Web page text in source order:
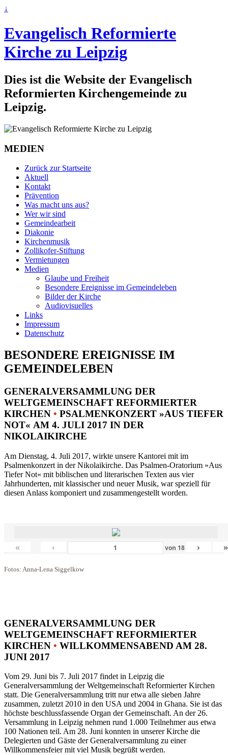
↓
Evangelisch Reformierte
Kirche zu Leipzig
Dies ist die Website der Evangelisch
Reformierten Kirchengemeinde zu
Leipzig.
MEDIEN
Zurück zur Startseite
Aktuell
Kontakt
Prävention
Was macht uns aus?
Wer wir sind
Gemeindearbeit
Diakonie
Kirchenmusik
Zollikofer-Stiftung
Vermietungen
Medien
Glaube und Freiheit
Besondere Ereignisse im Gemeindeleben
Bilder der Kirche
Audiovisuelles
Links
Impressum
Datenschutz
BESONDERE EREIGNISSE IM
GEMEINDELEBEN
GENERALVERSAMMLUNG DER
WELTGEMEINSCHAFT REFORMIERTER
KIRCHEN • PSALMENKONZERT »AUS TIEFER
NOT« AM 4. JULI 2017 IN DER
NIKOLAIKIRCHE
Am Dienstag, 4. Juli 2017, wirkte unsere Kantorei mit im
Psalmenkonzert in der Nikolaikirche. Das Psalmen-Oratorium »Aus
Tiefer Not« mit biblischen und literarischen Texten aus vier
Jahrhunderten, mit klassischer und neuer Musik, war speziell für
diesen Anlass komponiert und zusammengestellt worden.
« ‹ von 18 › »
Fotos: Anna-Lena Siggelkow
GENERALVERSAMMLUNG DER
WELTGEMEINSCHAFT REFORMIERTER
KIRCHEN • WILLKOMMENSABEND AM 28.
JUNI 2017
Vom 29. Juni bis 7. Juli 2017 findet in Leipzig die
Generalversammlung der Weltgemeinschaft Reformierter Kirchen
statt. Die Generalversammlung tritt nur etwa alle sieben Jahre
zusammen, zuletzt 2010 in den USA und 2004 in Ghana. Sie ist das
höchste beschlussfassende Organ der Gemeinschaft. An der 26.
Versammlung in Leipzig nehmen rund 1.000 Teilnehmer aus etwa
100 Nationen teil. Am 28. Juni konnten in unserer Kirche die
Delegierten und Gäste der Generalversammlung zu einer
Willkommensfeier mit viel Musik begrüßt werden.